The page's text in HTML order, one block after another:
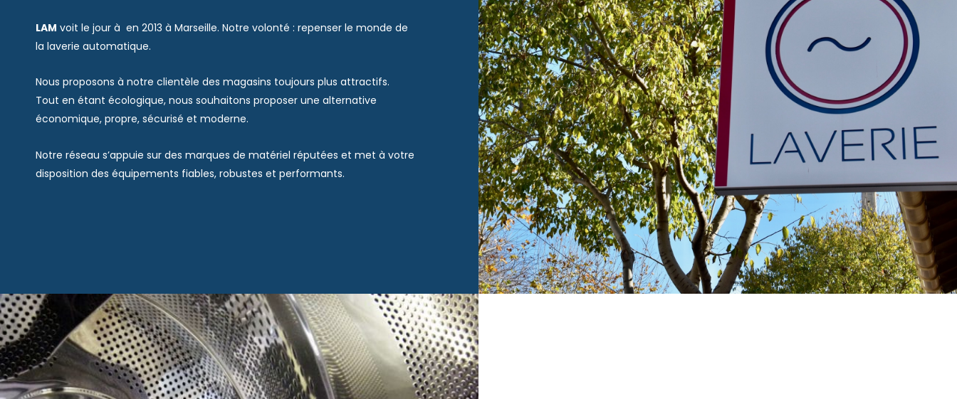
LAM voit le jour à en 2013 à Marseille. Notre volonté : repenser le monde de
la laverie automatique.
Nous proposons à notre clientèle des magasins toujours plus attractifs.
Tout en étant écologique, nous souhaitons proposer une alternative
économique, propre, sécurisé et moderne.
Notre réseau s’appuie sur des marques de matériel réputées et met à votre
disposition des équipements fiables, robustes et performants.